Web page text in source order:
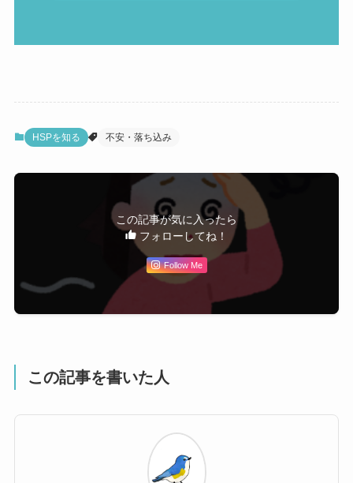
HSPを知る 不安・落ち込み
この記事が気に入ったら
フォローしてね！
Follow Me
この記事を書いた人